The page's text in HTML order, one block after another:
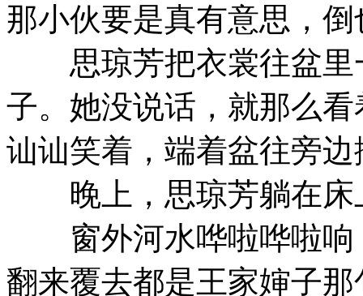
那小伙要是真有意思，
思琼芳把衣裳往盆里
子。她没说话，就那么
讪讪笑着，端着盆往旁
晚上，思琼芳躺在床
窗外河水哗啦哗啦响
翻来覆去都是王家婶子